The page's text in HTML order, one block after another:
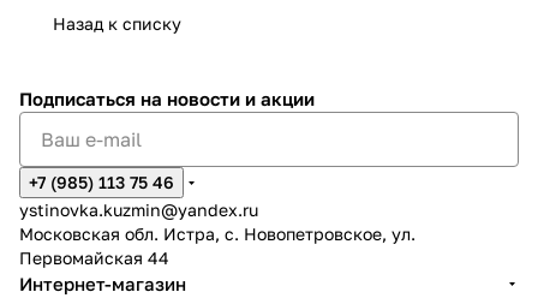
Назад к списку
Подписаться на новости и акции
+7 (985) 113 75 46
ystinovka.kuzmin@yandex.ru
Московская обл. Истра, с. Новопетровское, ул.
Первомайская 44
Интернет-магазин